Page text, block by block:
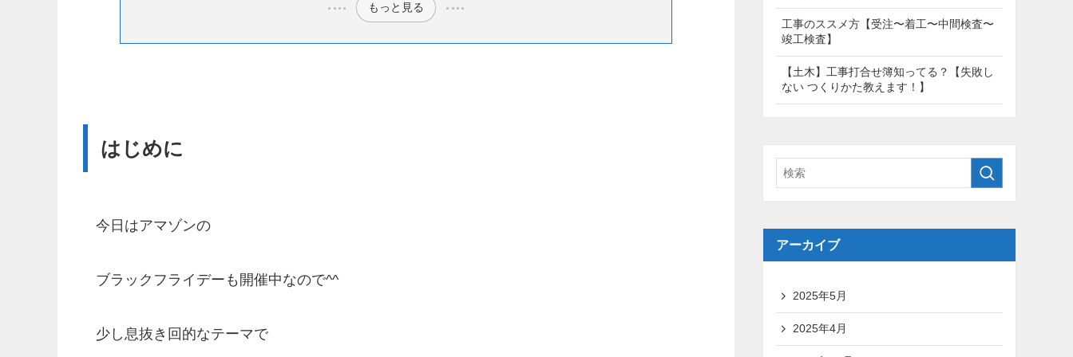
もっと見る
はじめに
今日はアマゾンの
ブラックフライデーも開催中なので^^
少し息抜き回的なテーマで
工事のススメ方【受注〜着工〜中間検査〜
竣工検査】
【土木】工事打合せ簿知ってる？【失敗し
ない つくりかた教えます！】
アーカイブ
2025年5月
2025年4月